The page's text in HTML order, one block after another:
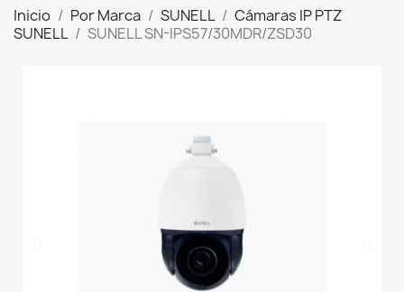
Inicio Por Marca SUNELL
Cámaras IP PTZ
SUNELL
SUNELL SN-IPS57/30MDR/ZSD30